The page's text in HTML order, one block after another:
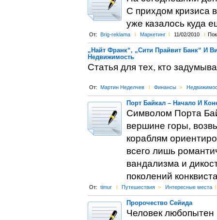
С прихдом кризиса
уже казалось куда
От: Brig-reklama l Маркетинг l 11/02/2010 l
„Найт Франк“, „Сити Прайвит Банк“ И
Недвижимость
Статья для тех, кто
От: Мартин Неделчев l Финансы >
Порт Байкал – Начало И
Символом Порта
вершине горы,
кораблям
всего лишь
вандализма и
поколений
От: timur l Путешествия > Интересные места l
Пророчество Сейида
Человек любопытен